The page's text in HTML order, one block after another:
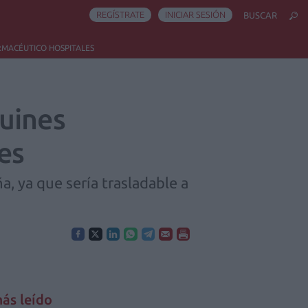
HOSPITALES
REGÍSTRATE INICIAR SESIÓN BUSCAR
ya que sería trasladable a
leído